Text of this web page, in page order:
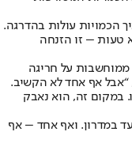
הכמויות עולות בהדרגה.
זו לא טעות – זו הזנחה
על חריגה
אף אחד לא הקשיב.
במקום זה, הוא נאבק
במדרון. ואף אחד – אף